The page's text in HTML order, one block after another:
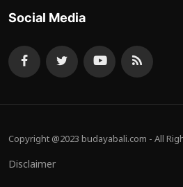
Social Media
Copyright @2023 budayabali.com - All
Disclaimer